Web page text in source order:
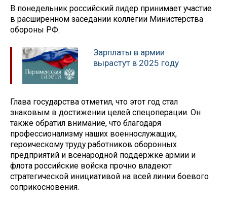
В понедельник российский лидер принимает участие
в расширенном заседании коллегии Министерства
обороны РФ.
Зарплаты в армии
вырастут в 2025 году
Глава государства отметил, что этот год стал
знаковым в достижении целей спецоперации. Он
также обратил внимание, что благодаря
профессионализму наших военнослужащих,
героическому труду работников оборонных
предприятий и всенародной поддержке армии и
флота российские войска прочно владеют
стратегической инициативой на всей линии боевого
соприкосновения.